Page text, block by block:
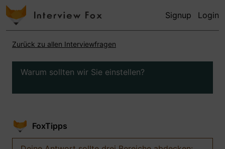
Signup Login
Zurück zu allen Interviewfragen
Warum sollten wir Sie einstellen?
FoxTipps